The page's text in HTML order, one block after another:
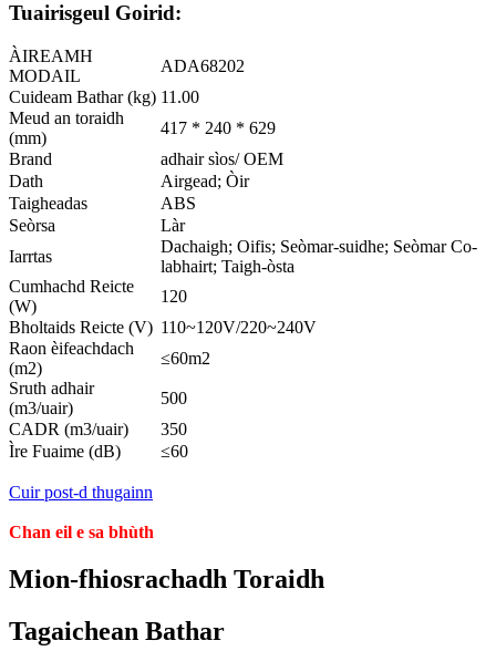
Tuairisgeul Goirid:
ÀIREAMH
MODAIL
ADA68202
Cuideam Bathar (kg) 11.00
Meud an toraidh
(mm)
417 * 240 * 629
Brand
adhair sìos/ OEM
Dath
Airgead; Òir
Taigheadas
ABS
Seòrsa
Làr
Iarrtas
Dachaigh; Oifis; Seòmar-suidhe; Seòmar Co-
labhairt; Taigh-òsta
Cumhachd Reicte
(W)
120
Bholtaids Reicte (V) 110~120V/220~240V
Raon èifeachdach
(m2)
≤60m2
Sruth adhair
(m3/uair)
500
CADR (m3/uair)
350
Ìre Fuaime (dB)
≤60
Cuir post-d thugainn
Chan eil e sa bhùth
Mion-fhiosrachadh Toraidh
Tagaichean Bathar